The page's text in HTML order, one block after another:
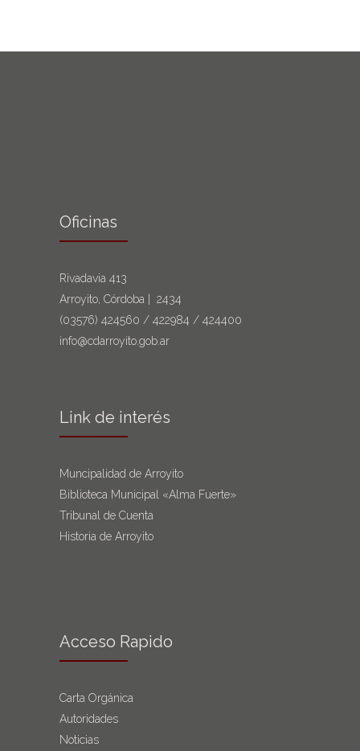
Oficinas
Rivadavia 413
Arroyito, Córdoba | 2434
(03576) 424560 / 422984 / 424400
info@cdarroyito.gob.ar
Link de interés
Muncipalidad de Arroyito
Biblioteca Municipal «Alma Fuerte»
Tribunal de Cuenta
Historia de Arroyito
Acceso Rapido
Carta Orgánica
Autoridades
Noticias